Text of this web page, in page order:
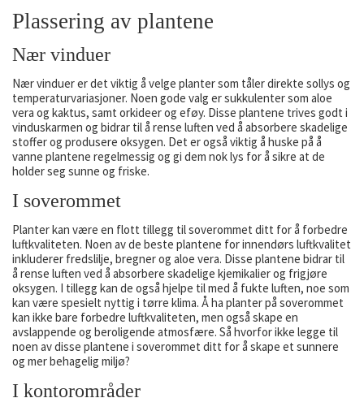
Plassering av plantene
Nær vinduer
Nær vinduer er det viktig å velge planter som tåler direkte sollys og
temperaturvariasjoner. Noen gode valg er sukkulenter som aloe
vera og kaktus, samt orkideer og eføy. Disse plantene trives godt i
vinduskarmen og bidrar til å rense luften ved å absorbere skadelige
stoffer og produsere oksygen. Det er også viktig å huske på å
vanne plantene regelmessig og gi dem nok lys for å sikre at de
holder seg sunne og friske.
I soverommet
Planter kan være en flott tillegg til soverommet ditt for å forbedre
luftkvaliteten. Noen av de beste plantene for innendørs luftkvalitet
inkluderer fredslilje, bregner og aloe vera. Disse plantene bidrar til
å rense luften ved å absorbere skadelige kjemikalier og frigjøre
oksygen. I tillegg kan de også hjelpe til med å fukte luften, noe som
kan være spesielt nyttig i tørre klima. Å ha planter på soverommet
kan ikke bare forbedre luftkvaliteten, men også skape en
avslappende og beroligende atmosfære. Så hvorfor ikke legge til
noen av disse plantene i soverommet ditt for å skape et sunnere
og mer behagelig miljø?
I kontorområder